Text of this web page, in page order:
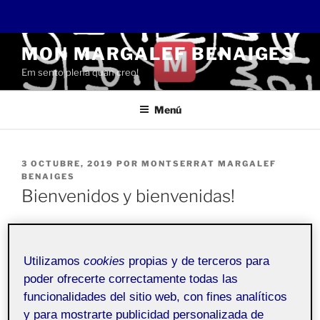
Saltar
contenido
MON MARGALEF BENAIGES
Em sento plena quan creo!
Menú
PUBLICADO
EL
3 OCTUBRE, 2019 POR MONTSERRAT MARGALEF
BENAIGES
Bienvenidos y bienvenidas!
Bienvenidos a mi Folio
personal. Esta entrada se ha
generado automáticamente, y sirve para explicar la
Utilizamoscookies propias y de terceros para
poder ofrecerte correctamente todas las
funcionalidades del sitio web, con fines analíticos
y para mostrarte publicidad personalizada de